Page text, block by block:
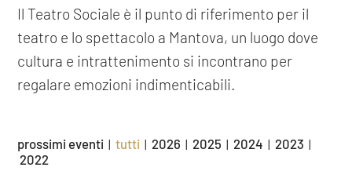
Il Teatro Sociale è il punto di riferimento per il
teatro e lo spettacolo a Mantova, un luogo dove
cultura e intrattenimento si incontrano per
regalare emozioni indimenticabili.
prossimi eventi | tutti | 2026 | 2025 | 2024 | 2023 |
2022